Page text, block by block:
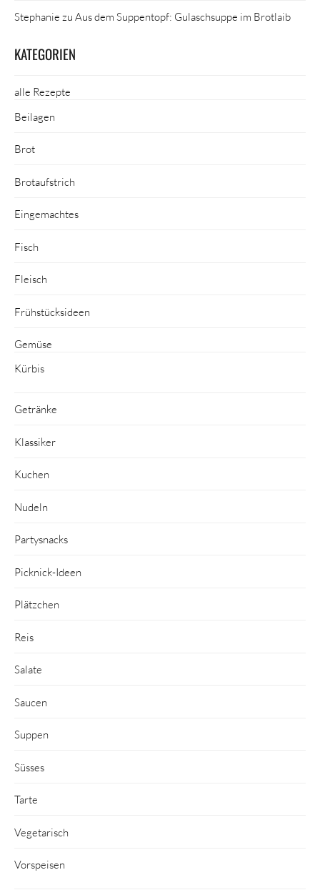
Stephanie zu Aus dem Suppentopf: Gulaschsuppe im Brotlaib
KATEGORIEN
alle Rezepte
Beilagen
Brot
Brotaufstrich
Eingemachtes
Fisch
Fleisch
Frühstücksideen
Gemüse
Kürbis
Getränke
Klassiker
Kuchen
Nudeln
Partysnacks
Picknick-Ideen
Plätzchen
Reis
Salate
Saucen
Suppen
Süsses
Tarte
Vegetarisch
Vorspeisen